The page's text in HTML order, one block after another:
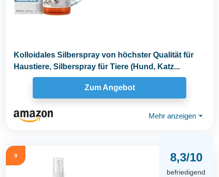
Kolloidales Silberspray von höchster Qualität für
Haustiere, Silberspray für Tiere (Hund, Katz...
Zum Angebot
Mehr anzeigen ⏷
9 8,3/10
befriedigend